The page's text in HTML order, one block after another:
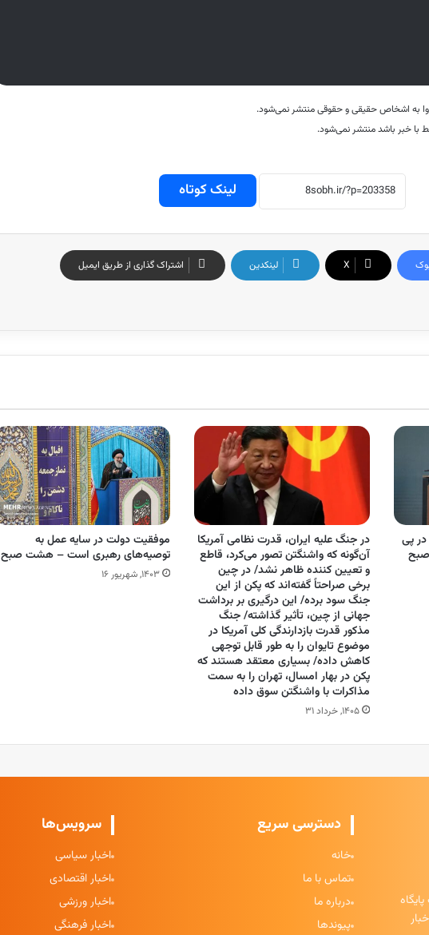
به اشخاص حقیقی و حقوقی منتشر نمی‌شود.
با خبر باشد منتشر نمی‌شود.
لینک کوتاه
X لینکدین اشتراک گذاری از طریق ایمیل
پی
در جنگ علیه ایران، قدرت نظامی آمریکا
آن‌گونه که واشنگتن تصور می‌کرد، قاطع
و تعیین کننده ظاهر نشد/ در چین
برخی صراحتاً گفته‌اند که پکن از این
جنگ سود برده/ این درگیری بر برداشت
جهانی از چین، تأثیر گذاشته/ جنگ
مذکور قدرت بازدارندگی کلی آمریکا در
موضوع تایوان را به طور قابل توجهی
کاهش داده/ بسیاری معتقد هستند که
پکن در بهار امسال، تهران را به سمت
مذاکرات با واشنگتن سوق داده
۱۴۰۵, خرداد ۳۱
موفقیت دولت در سایه عمل به
توصیه‌های رهبری است – هشت صبح
۱۴۰۳, شهریور ۱۶
دسترسی سریع
خانه
تماس با ما
درباره ما
پیوندها
سرویس‌ها
اخبار سیاسی
اخبار اقتصادی
اخبار ورزشی
اخبار فرهنگی